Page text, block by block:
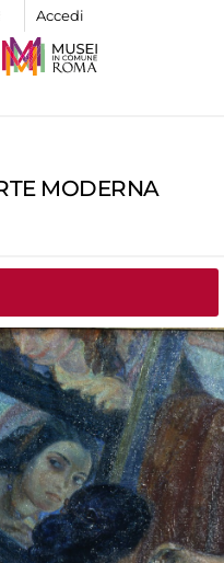
Accedi
MODERNA